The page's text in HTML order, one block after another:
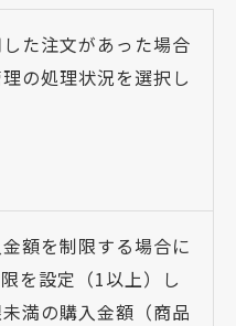
た注文があった場合
の処理状況を選択し
額を制限する場合に
を設定（1以上）し
満の購入金額（商品